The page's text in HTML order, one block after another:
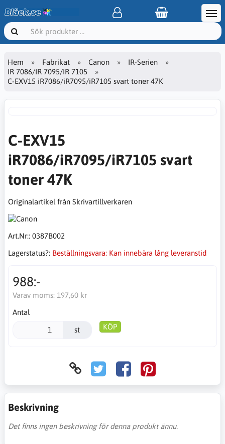
Hem Fabrikat Canon
IR-Serien
IR 7086/IR 7095/IR 7105
C-EXV15 iR7086/iR7095/iR7105 svart toner 47K
C-EXV15
iR7086/iR7095/iR7105 svart
toner 47K
Originalartikel från Skrivartillverkaren
Art.Nr:: 0387B002
Lagerstatus?: Beställningsvara: Kan innebära lång leveranstid
988:-
Varav moms: 197,60 kr
Antal
st KÖP
Beskrivning
Det finns ingen beskrivning för denna produkt ännu.